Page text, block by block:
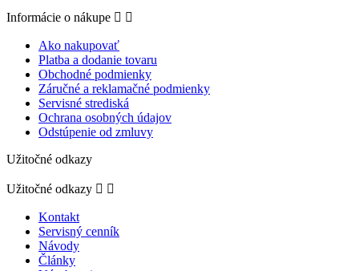
Informácie o nákupe  
Ako nakupovať
Platba a dodanie tovaru
Obchodné podmienky
Záručné a reklamačné podmienky
Servisné strediská
Ochrana osobných údajov
Odstúpenie od zmluvy
Užitočné odkazy
Užitočné odkazy  
Kontakt
Servisný cenník
Návody
Články